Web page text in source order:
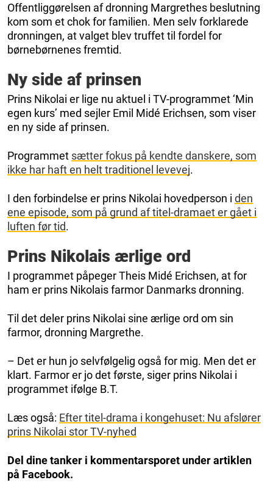
Offentliggørelsen af dronning Margrethes beslutning
kom som et chok for familien. Men selv forklarede
dronningen, at valget blev truffet til fordel for
børnebørnenes fremtid.
Ny side af prinsen
Prins Nikolai er lige nu aktuel i TV-programmet ‘Min
egen kurs’ med sejler Emil Midé Erichsen, som viser
en ny side af prinsen.
Programmet sætter fokus på kendte danskere, som
ikke har haft en helt traditionel levevej.
I den forbindelse er prins Nikolai hovedperson i den
ene episode, som på grund af titel-dramaet er gået i
luften før tid.
Prins Nikolais ærlige ord
I programmet påpeger Theis Midé Erichsen, at for
ham er prins Nikolais farmor Danmarks dronning.
Til det deler prins Nikolai sine ærlige ord om sin
farmor, dronning Margrethe.
– Det er hun jo selvfølgelig også for mig. Men det er
klart. Farmor er jo det første, siger prins Nikolai i
programmet ifølge B.T.
Læs også: Efter titel-drama i kongehuset: Nu afslører
prins Nikolai stor TV-nyhed
Del dine tanker i kommentarsporet under artiklen
på Facebook.